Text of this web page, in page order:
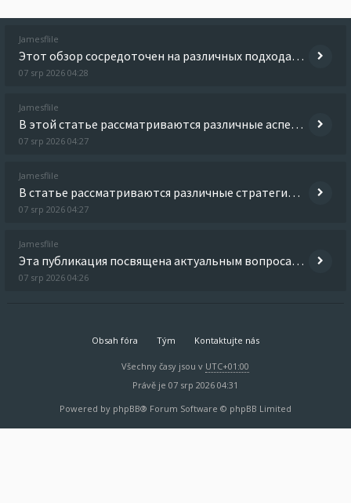
Jamesflile
Этот обзор сосредоточен на различных подходах к избавлению от зависимости. Мы изучим традиционные и альтернативные метод
07 srp 2026 04:28
Jamesflile
В этой статье рассматриваются различные аспекты избавления от зависимости, включая физические и психологические методы.
07 srp 2026 04:27
Jamesflile
В статье рассматриваются различные стратегии борьбы с зависимостями, включая проверенные методы и реальные истории успех
07 srp 2026 04:27
Jamesflile
Эта публикация посвящена актуальным вопросам современной медицины и здравоохранения. Мы обсудим новейшие технологии диаг
07 srp 2026 04:26
Obsah fóra Tým Kontaktujte nás
Všechny časy jsou v UTC+01:00
Právě je 07 srp 2026 04:31
Powered by phpBB® Forum Software © phpBB Limited